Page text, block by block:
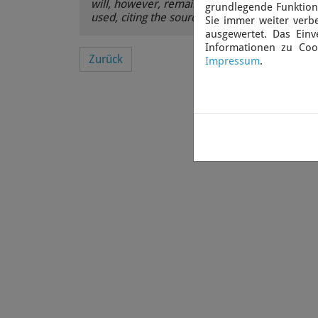
will, however, remain online as an archive.
used, citing the source.
Zurück
grundlegende
Sie immer weiter
ausgewertet. Das
Informationen zu
Impressum.